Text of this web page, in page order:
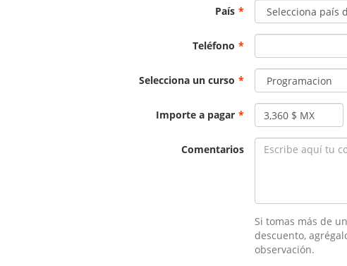
País *
Teléfono *
Selecciona un curso *
Importe a pagar *
Comentarios
Si tomas más de
descuento,
observación.